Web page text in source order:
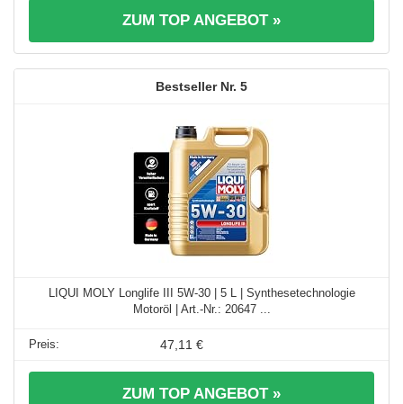
ZUM TOP ANGEBOT »
5
LIQUI MOLY Longlife III 5W-30 | 5 L | Synthesetechnologie
Motoröl | Art.-Nr.: 20647 ...
47,11 €
ZUM TOP ANGEBOT »